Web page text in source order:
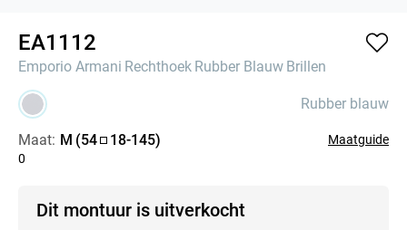
EA1112
Emporio Armani Rechthoek Rubber Blauw Brillen
Rubber blauw
Maat: M (54 18-145)
Maatguide
0
Dit montuur is uitverkocht